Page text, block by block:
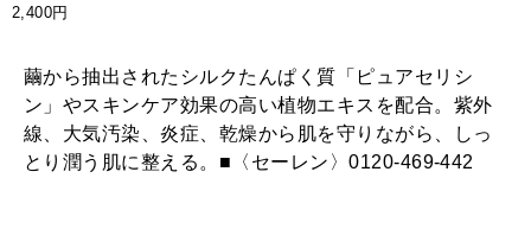
2,400円
繭から抽出されたシルクたんぱく質「ピュアセリシ
ン」やスキンケア効果の高い植物エキスを配合。紫外
線、大気汚染、炎症、乾燥から肌を守りながら、しっ
とり潤う肌に整える。■〈セーレン〉0120-469-442